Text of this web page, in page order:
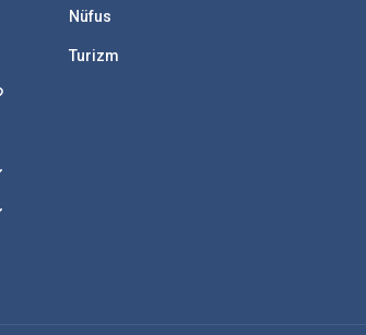
Nüfus
Turizm